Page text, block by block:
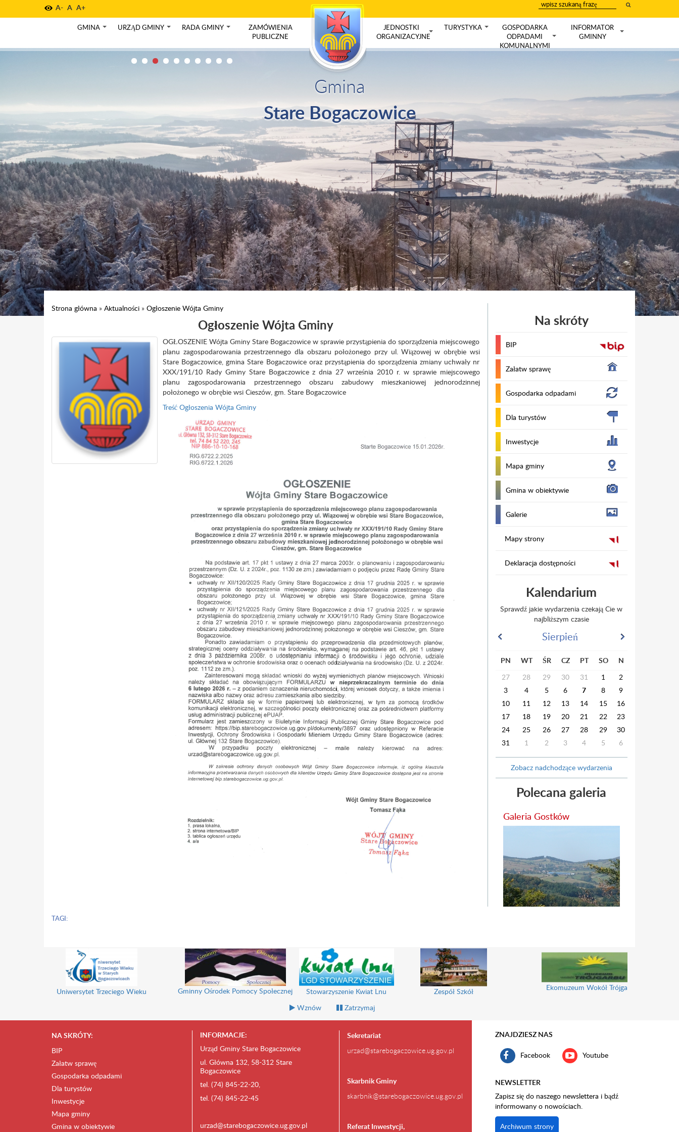
A- A A+
wpisz
szukany
tekst
GMINA URZĄD GMINY RADA GMINY
ZAMÓWIENIA
PUBLICZNE
JEDNOSTKI
ORGANIZACYJNE
TURYSTYKA
GOSPODARKA
ODPADAMI
KOMUNALNYMI
INFORMATOR
GMINNY
Gmina
Stare Bogaczowice
Strona główna » Aktualności » Ogłoszenie Wójta Gminy
Ogłoszenie Wójta Gminy
OGŁOSZENIE Wójta Gminy Stare Bogaczowice w sprawie przystąpienia do sporządzenia miejscowego
planu zagospodarowania przestrzennego dla obszaru położonego przy ul. Wiązowej w obrębie wsi
Stare Bogaczowice, gmina Stare Bogaczowice oraz przystąpienia do sporządzenia zmiany uchwały nr
XXX/191/10 Rady Gminy Stare Bogaczowice z dnia 27 września 2010 r. w sprawie miejscowego
planu zagospodarowania przestrzennego obszaru zabudowy mieszkaniowej jednorodzinnej
położonego w obrębie wsi Cieszów, gm. Stare Bogaczowice
Treść Ogłoszenia Wójta Gminy
TAGI:
Na skróty
BIP
Załatw sprawę
Gospodarka odpadami
Dla turystów
Inwestycje
Mapa gminy
Gmina w obiektywie
Galerie
Mapy strony
Deklaracja dostępności
Kalendarium
Sprawdź jakie wydarzenia czekają Cie w
najbliższym czasie
Sierpień
PN WT ŚR CZ PT SO
N
27
28 29 30 31 1
2
3
4 5 6 7 8
9
10
11 12 13 14 15
16
17
18 19 20 21 22
23
24
25 26 27 28 29
30
31
1 2 3 4 5 6
Zobacz nadchodzące wydarzenia
Polecana galeria
Galeria Gostków
Uniwersytet Trzeciego Wieku Gminny Ośrodek Pomocy Społecznej Stowarzyszenie Kwiat Lnu Zespół Szkół Ekomuzeum Wokół Trójgarbu
Wznów Zatrzymaj
NA SKRÓTY:
BIP
Załatw sprawę
Gospodarka odpadami
Dla turystów
Inwestycje
Mapa gminy
Gmina w obiektywie
INFORMACJE:
Urząd Gminy Stare Bogaczowice
ul. Główna 132, 58-312 Stare
Bogaczowice
tel. (74) 845-22-20,
tel. (74) 845-22-45
urzad@starebogaczowice.ug.gov.pl
Sekretariat
urzad@starebogaczowice.ug.gov.pl
Skarbnik Gminy
skarbnik@starebogaczowice.ug.gov.pl
Referat Inwestycji,
ZNAJDZIESZ NAS
Facebook Youtube
NEWSLETTER
Zapisz się do naszego newslettera i bądź
informowany o nowościach.
Archiwum strony